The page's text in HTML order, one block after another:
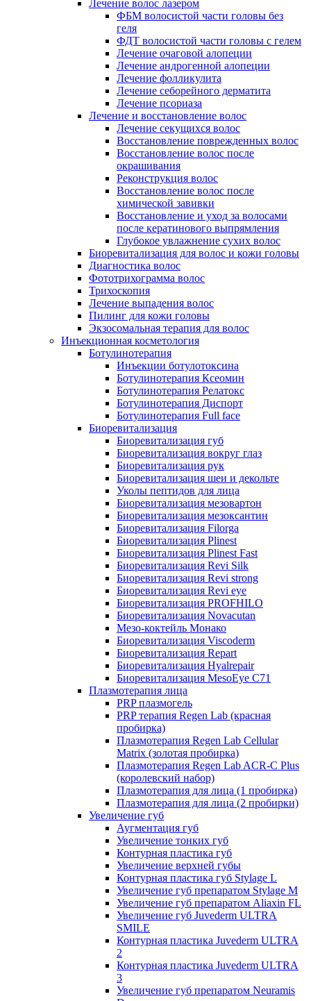
Лечение волос лазером
ФБМ волосистой части головы без
геля
ФДТ волосистой части головы с гелем
Лечение очаговой алопеции
Лечение андрогенной алопеции
Лечение фолликулита
Лечение себорейного дерматита
Лечение псориаза
Лечение и восстановление волос
Лечение секущихся волос
Восстановление поврежденных волос
Восстановление волос после
окрашивания
Реконструкция волос
Восстановление волос после
химической завивки
Восстановление и уход за волосами
после кератинового выпрямления
Глубокое увлажнение сухих волос
Биоревитализация для волос и кожи головы
Диагностика волос
Фототрихограмма волос
Трихоскопия
Лечение выпадения волос
Пилинг для кожи головы
Экзосомальная терапия для волос
Инъекционная косметология
Ботулинотерапия
Инъекции ботулотоксина
Ботулинотерапия Ксеомин
Ботулинотерапия Релатокс
Ботулинотерапия Диспорт
Ботулинотерапия Full face
Биоревитализация
Биоревитализация губ
Биоревитализация вокруг глаз
Биоревитализация рук
Биоревитализация шеи и декольте
Уколы пептидов для лица
Биоревитализация мезовартон
Биоревитализация мезоксантин
Биоревитализация Filorga
Биоревитализация Plinest
Биоревитализация Plinest Fast
Биоревитализация Revi Silk
Биоревитализация Revi strong
Биоревитализация Revi eye
Биоревитализация PROFHILO
Биоревитализация Novacutan
Мезо-коктейль Монако
Биоревитализация Viscoderm
Биоревитализация Repart
Биоревитализация Hyalrepair
Биоревитализация MesoEye C71
Плазмотерапия лица
PRP плазмогель
PRP терапия Regen Lab (красная
пробирка)
Плазмотерапия Regen Lab Cellular
Matrix (золотая пробирка)
Плазмотерапия Regen Lab ACR-C Plus
(королевский набор)
Плазмотерапия для лица (1 пробирка)
Плазмотерапия для лица (2 пробирки)
Увеличение губ
Аугментация губ
Увеличение тонких губ
Контурная пластика губ
Увеличение верхней губы
Контурная пластика губ Stylage L
Увеличение губ препаратом Stylage M
Увеличение губ препаратом Aliaxin FL
Увеличение губ Juvederm ULTRA
SMILE
Контурная пластика Juvederm ULTRA
2
Контурная пластика Juvederm ULTRA
3
Увеличение губ препаратом Neuramis